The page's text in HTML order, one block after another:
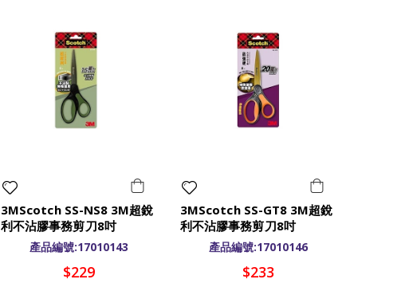
3MScotch SS-NS8 3M超銳
利不沾膠事務剪刀8吋
產品編號:17010143
$229
3MScotch SS-GT8 3M超銳
利不沾膠事務剪刀8吋
產品編號:17010146
$233